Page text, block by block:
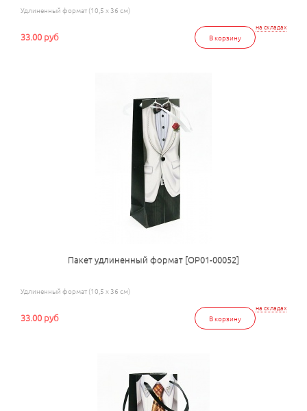
Удлиненный формат (10,5 x 36 см)
на складах
В корзину
33.00 руб
Пакет удлиненный формат [ОР01-00052]
Удлиненный формат (10,5 x 36 см)
на складах
В корзину
33.00 руб